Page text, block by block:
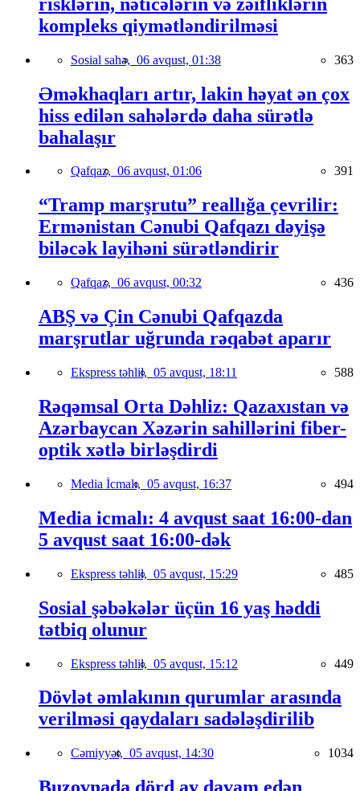
kompleks qiymətləndirilməsi
Sosial sahə, 06 avqust, 01:38 363
Əməkhaqları artır, lakin həyat ən çox
hiss edilən sahələrdə daha sürətlə
bahalaşır
Qafqaz, 06 avqust, 01:06 391
“Tramp marşrutu” reallığa çevrilir:
Ermənistan Cənubi Qafqazı dəyişə
biləcək layihəni sürətləndirir
Qafqaz, 06 avqust, 00:32 436
ABŞ və Çin Cənubi Qafqazda
marşrutlar uğrunda rəqabət aparır
Ekspress təhlil, 05 avqust, 18:11 588
Rəqəmsal Orta Dəhliz: Qazaxıstan və
Azərbaycan Xəzərin sahillərini fiber-
optik xətlə birləşdirdi
Media İcmalı, 05 avqust, 16:37 494
Media icmalı: 4 avqust saat 16:00-dan
5 avqust saat 16:00-dək
Ekspress təhlil, 05 avqust, 15:29 485
Sosial şəbəkələr üçün 16 yaş həddi
tətbiq olunur
Ekspress təhlil, 05 avqust, 15:12 449
Dövlət əmlakının qurumlar arasında
verilməsi qaydaları sadələşdirilib
Cəmiyyət, 05 avqust, 14:30 1034